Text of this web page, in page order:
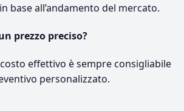
base all’andamento del mercato.
prezzo preciso?
effettivo è sempre consigliabile
personalizzato.